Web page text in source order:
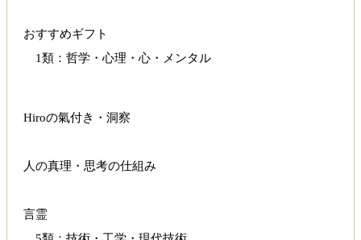
おすすめギフト
1類：哲学・心理・心・メンタル
Hiroの氣付き・洞察
人の真理・思考の仕組み
言霊